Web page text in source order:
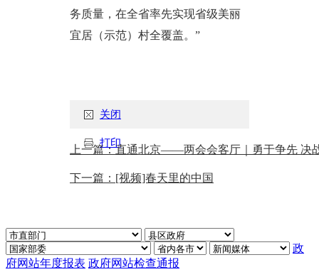
务质量，在全省率先实现省级美丽
宜居（示范）村全覆盖。”
关闭
打印
上一篇：直通北京——两会会客厅｜勇于争先 决
下一篇：[视频]春天里的中国
政
府网站年度报表 政府网站检查通报